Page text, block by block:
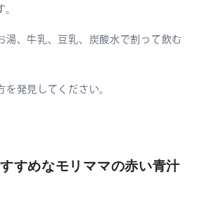
湯、牛乳、豆乳、炭酸水で割って飲む
発見してください。
すめなモリママの赤い青汁